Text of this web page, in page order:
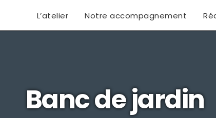
L’atelier Notre accompagnement
Banc de jardin